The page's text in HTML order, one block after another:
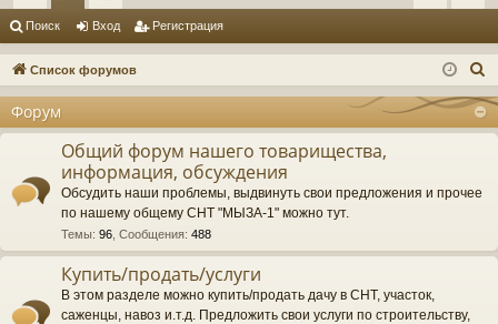
с
ы
и
ум
ол
ьз
ат
ел
и
д ис
ац
Поиск Вход Регистрация
Список форумов
Форум
Общий форум нашего товарищества,
информация, обсуждения
Обсудить наши проблемы, выдвинуть свои предложения и прочее
по нашему общему СНТ "МЫЗА-1" можно тут.
Темы: 96 Сообщения: 488
Купить/продать/услуги
В этом разделе можно купить/продать дачу в СНТ, участок,
саженцы, навоз и.т.д. Предложить свои услуги по строительству,